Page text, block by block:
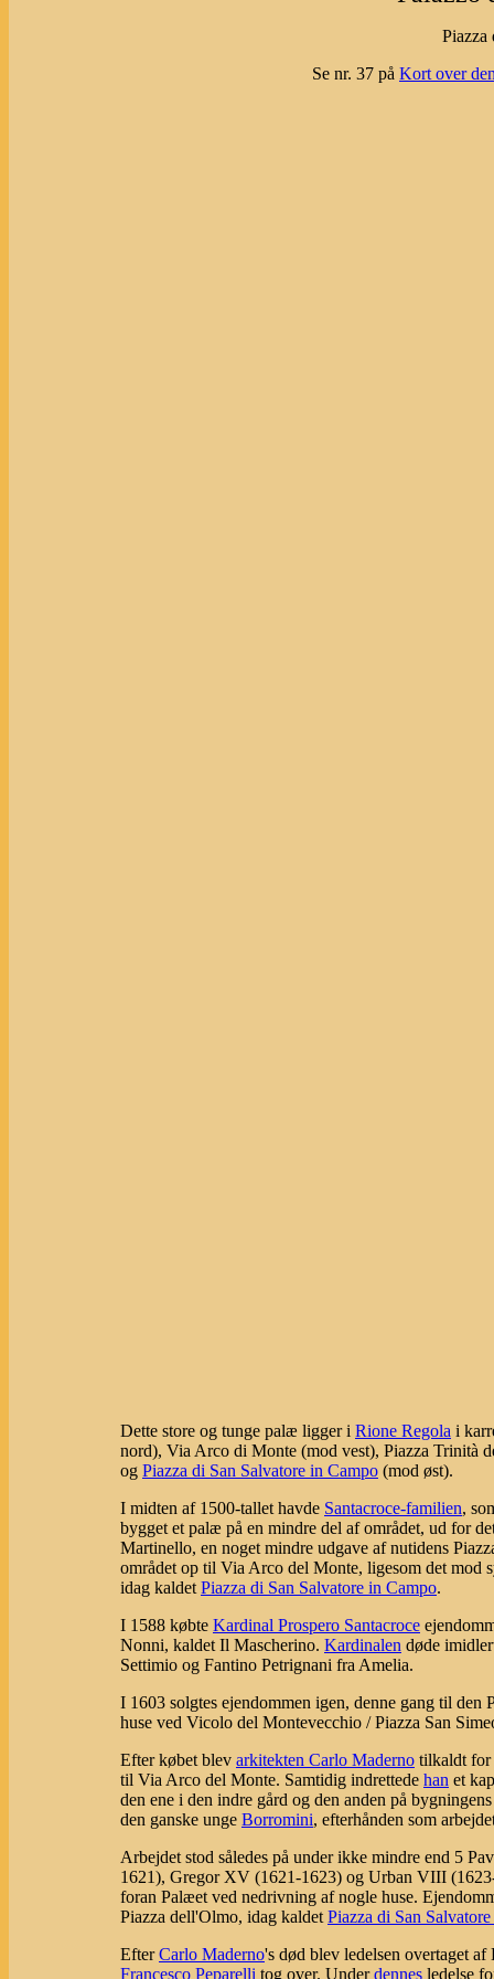
Piazza
Se nr. 37 på Kort over
Dette store og tunge palæ ligger i Rione Regola i
nord), Via Arco di Monte (mod vest), Piazza Trinità
og Piazza di San Salvatore in Campo (mod øst).
I midten af 1500-tallet havde Santacroce-familien,
bygget et palæ på en mindre del af området, ud for
Martinello, en noget mindre udgave af nutidens
området op til Via Arco del Monte, ligesom det mod
idag kaldet Piazza di San Salvatore in Campo.
I 1588 købte Kardinal Prospero Santacroce
Nonni, kaldet Il Mascherino. Kardinalen døde
Settimio og Fantino Petrignani fra Amelia.
I 1603 solgtes ejendommen igen, denne gang til
huse ved Vicolo del Montevecchio / Piazza San
Efter købet blev arkitekten Carlo Maderno tilkaldt for
til Via Arco del Monte. Samtidig indrettede han et
den ene i den indre gård og den anden på
den ganske unge Borromini, efterhånden som
Arbejdet stod således på under ikke mindre end 5
1621), Gregor XV (1621-1623) og Urban VIII
foran Palæet ved nedrivning af nogle huse.
Piazza dell'Olmo, idag kaldet Piazza di San
EfterCarlo Maderno's død blev ledelsen overtaget
Francesco Peparelli tog over. Underdennes ledelse